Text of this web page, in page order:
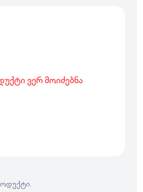
ვერ მოიძებნა